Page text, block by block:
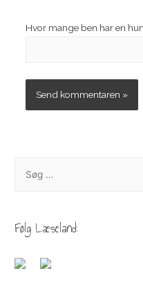
Hvor mange ben har en
e
t
Følg Læseland: